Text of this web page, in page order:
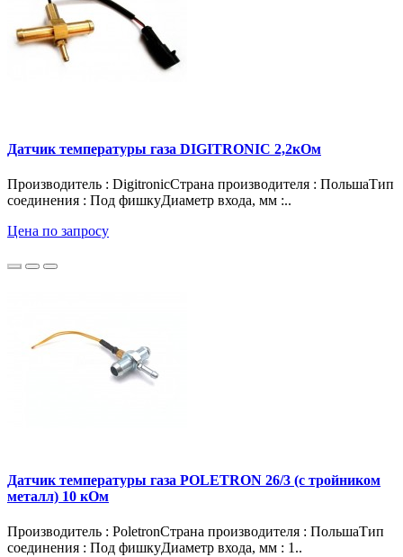
Датчик температуры газа DIGITRONIC 2,2кОм
Производитель : DigitronicСтрана производителя : ПольшаТип
соединения : Под фишкуДиаметр входа, мм :..
Цена по запросу
Датчик температуры газа POLETRON 26/3 (с тройником
металл) 10 кОм
Производитель : PoletronСтрана производителя : ПольшаТип
соединения : Под фишкуДиаметр входа, мм : 1..